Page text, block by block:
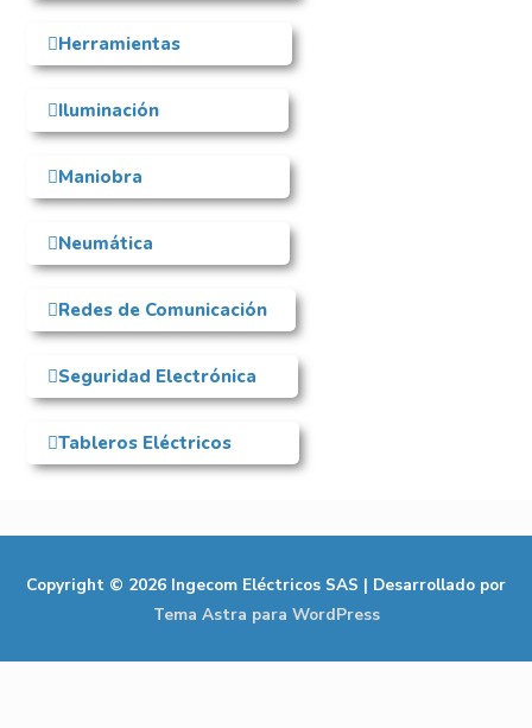
Herramientas
Iluminación
Maniobra
Neumática
Redes de Comunicación
Seguridad Electrónica
Tableros Eléctricos
Copyright © 2026 Ingecom Eléctricos SAS | Desarrollado por
Tema Astra para WordPress